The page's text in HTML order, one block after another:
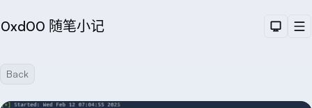
0xd00 随笔小记 Dark
Back